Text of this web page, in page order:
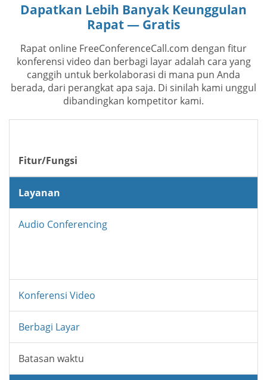
Dapatkan Lebih Banyak Keunggulan
Rapat — Gratis
Rapat online FreeConferenceCall.com dengan fitur
konferensi video dan berbagi layar adalah cara yang
canggih untuk berkolaborasi di mana pun Anda
berada, dari perangkat apa saja. Di sinilah kami unggul
dibandingkan kompetitor kami.
Fitur/Fungsi
Layanan
Audio Conferencing
Konferensi Video
Berbagi Layar
Batasan waktu